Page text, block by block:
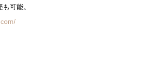
可能。